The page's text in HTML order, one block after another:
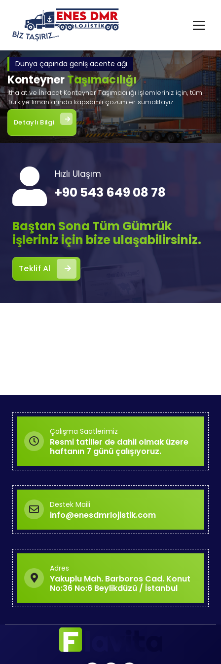
Dünya çapında geniş acente ağı
KonteynerTaşımacılığı
İthalat ve İhracat Konteyner Taşımacılığı işlemleriniz için, tüm
Türkiye limanlarında kapsamlı çözümler sumaktayız.
Detaylı Bilgi
Hızlı Ulaşım
+90 543 649 08 78
Baştan Sona Tüm Gümrük
işleriniz için bize ulaşabilirsiniz.
Teklif Al
Çalışma Saatlerimiz
Resmi tatiller de dahil olmak üzere
haftanın 7 günü çalışıyoruz.
Destek Maili
info@enesdmrlojistik.com
Adres
Yakuplu Mah. Barboros Cad. Konut
No:36 No:6 Beylikdüzü / İstanbul